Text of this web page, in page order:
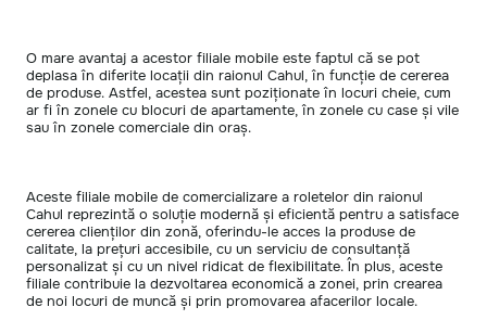
O mare avantaj a acestor filiale mobile este faptul că se pot
deplasa în diferite locații din raionul Cahul, în funcție de cererea
de produse. Astfel, acestea sunt poziționate în locuri cheie, cum
ar fi în zonele cu blocuri de apartamente, în zonele cu case și vile
sau în zonele comerciale din oraș.
Aceste filiale mobile de comercializare a roletelor din raionul
Cahul reprezintă o soluție modernă și eficientă pentru a satisface
cererea clienților din zonă, oferindu-le acces la produse de
calitate, la prețuri accesibile, cu un serviciu de consultanță
personalizat și cu un nivel ridicat de flexibilitate. În plus, aceste
filiale contribuie la dezvoltarea economică a zonei, prin crearea
de noi locuri de muncă și prin promovarea afacerilor locale.